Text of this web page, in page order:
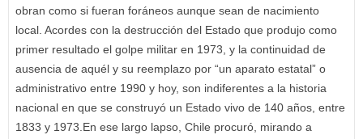
obran como si fueran foráneos aunque sean de nacimiento
local. Acordes con la destrucción del Estado que produjo como
primer resultado el golpe militar en 1973, y la continuidad de
ausencia de aquél y su reemplazo por “un aparato estatal” o
administrativo entre 1990 y hoy, son indiferentes a la historia
nacional en que se construyó un Estado vivo de 140 años, entre
1833 y 1973.En ese largo lapso, Chile procuró, mirando a